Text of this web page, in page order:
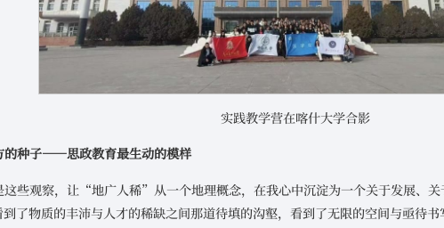
实践教学营在喀什大学合影
的种子——思政教育最生动的模样
这些观察，让“地广人稀”从一个地理概念，在我心中沉淀为一个关于发展、关
了物质的丰沛与人才的稀缺之间那道待填的沟壑，看到了无限的空间与亟待书